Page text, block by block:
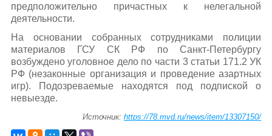
предположительно причастных к нелегальной
деятельности.
На основании собранных сотрудниками полиции
материалов ГСУ СК РФ по Санкт-Петербургу
возбуждено уголовное дело по части 3 статьи 171.2 УК
РФ (незаконные организация и проведение азартных
игр). Подозреваемые находятся под подпиской о
невыезде.
Источник:https://78.mvd.ru/news/item/13307150/